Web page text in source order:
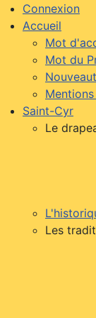
Connexion
Accueil
Mot
Mot du
Saint-Cyr
Le
Les